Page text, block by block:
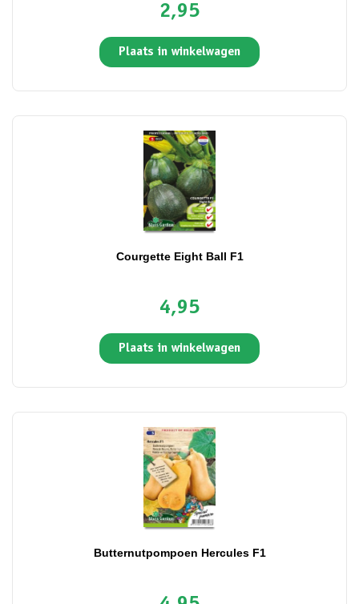
2,95
Plaats in winkelwagen
Courgette Eight Ball F1
4,95
Plaats in winkelwagen
Butternutpompoen Hercules F1